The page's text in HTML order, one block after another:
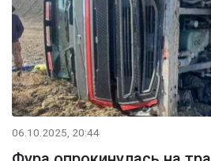
06.10.2025, 20:44